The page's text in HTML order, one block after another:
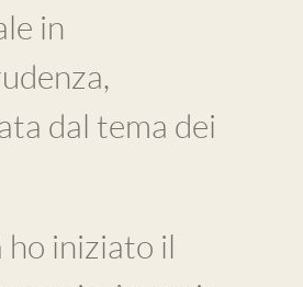
in
dal tema dei
ho iniziato il